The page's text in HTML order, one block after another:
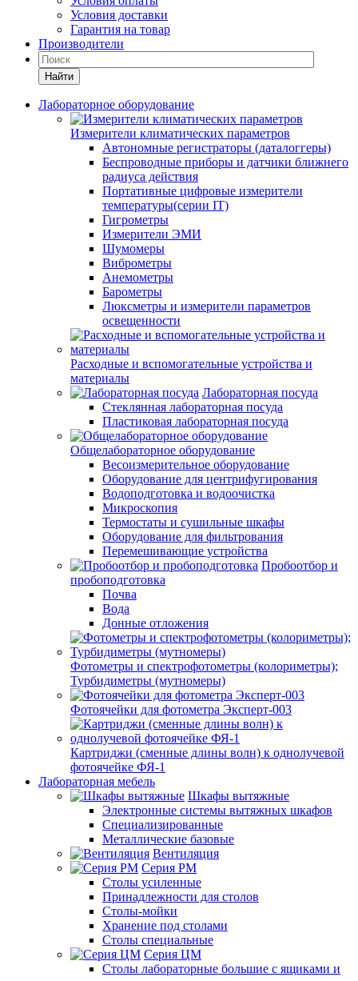
Условия доставки
Гарантия на товар
Производители
Найти
Лабораторное оборудование
Измерители климатических параметров
Автономные регистраторы (даталоггеры)
Беспроводные приборы и датчики ближнего
радиуса действия
Портативные цифровые измерители
температуры(серии IT)
Гигрометры
Измерители ЭМИ
Шумомеры
Виброметры
Анемометры
Барометры
Люксметры и измерители параметров
освещенности
Расходные и вспомогательные устройства и
материалы
Лабораторная посуда
Стеклянная лабораторная посуда
Пластиковая лабораторная посуда
Общелабораторное оборудование
Весоизмерительное оборудование
Оборудование для центрифугирования
Водоподготовка и водоочистка
Микроскопия
Термостаты и сушильные шкафы
Оборудование для фильтрования
Перемешивающие устройства
Пробоотбор и
пробоподготовка
Почва
Вода
Донные отложения
Фотометры и спектрофотометры (колориметры);
Турбидиметры (мутномеры)
Фотоячейки для фотометра Эксперт-003
Картриджи (сменные длины волн) к однолучевой
фотоячейке ФЯ-1
Лабораторная мебель
Шкафы вытяжные
Электронные системы вытяжных шкафов
Специализированные
Металлические базовые
Вентиляция
Серия РМ
Столы усиленные
Принадлежности для столов
Столы-мойки
Хранение под столами
Столы специальные
Серия ЦМ
Столы лабораторные большие с ящиками и